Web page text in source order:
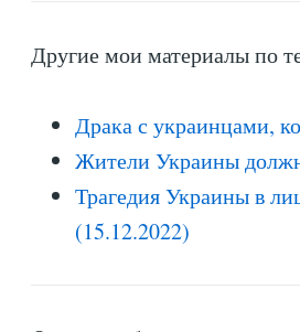
Другие мои материалы по
Драка с украинцами,
Жители Украины
Трагедия Украины в
(15.12.2022)